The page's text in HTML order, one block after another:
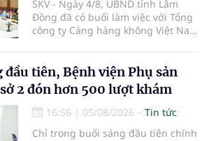
SKV - Ngày 4/8, UBND tỉnh Lâm
Đồng đã có buổi làm việc với Tổng
công ty Cảng hàng không Việt Nam
tác giữa tỉnh Lâm Đồng và ACV
trong việc phục hồi hoạt động
hàng không, thúc đẩy mở mới các
đường bay nội địa và quốc tế.
đầu tiên, Bệnh viện Phụ sản
2 đón hơn 500 lượt khám
16:56 | 05/08/2026
Tin tức
Chỉ trong buổi sáng đầu tiên chính